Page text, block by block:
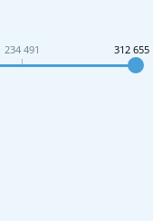
234 491 312 655